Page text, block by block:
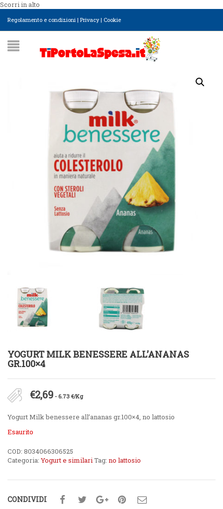
Scorri in alto
Regolamento e condizioni | Privacy| Cookie
YOGURT MILK BENESSERE ALL’ANANAS
GR.100×4
€2,69 - 6.73 €/Kg
Yogurt Milk benessere all’ananas gr.100×4, no lattosio
Esaurito
COD: 8034066306525
Categoria: Yogurt e similariTag: no lattosio
CONDIVIDI